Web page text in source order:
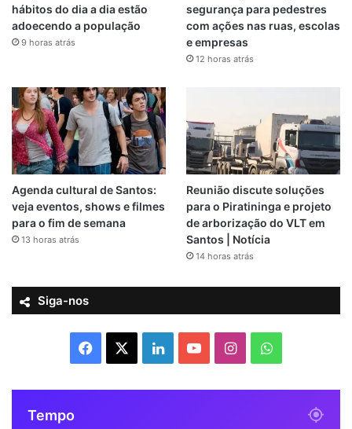
hábitos do dia a dia estão
adoecendo a população
9 horas atrás
segurança para pedestres
com ações nas ruas, escolas
e empresas
12 horas atrás
Agenda cultural de Santos:
veja eventos, shows e filmes
para o fim de semana
13 horas atrás
Reunião discute soluções
para o Piratininga e projeto
de arborização do VLT em
Santos | Notícia
14 horas atrás
Siga-nos
L
I
W
Tempo